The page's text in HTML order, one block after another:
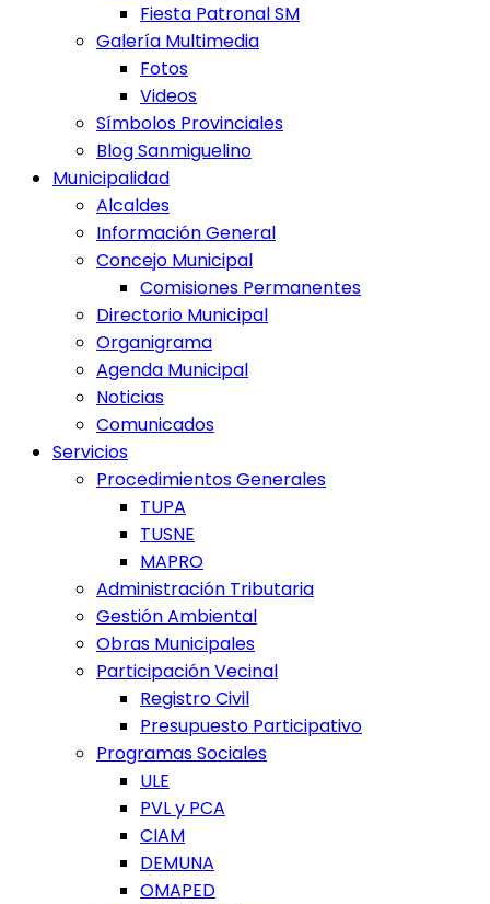
Fiesta Patronal SM
Galería Multimedia
Fotos
Videos
Símbolos Provinciales
Blog Sanmiguelino
Municipalidad
Alcaldes
Información General
Concejo Municipal
Comisiones Permanentes
Directorio Municipal
Organigrama
Agenda Municipal
Noticias
Comunicados
Servicios
Procedimientos Generales
TUPA
TUSNE
MAPRO
Administración Tributaria
Gestión Ambiental
Obras Municipales
Participación Vecinal
Registro Civil
Presupuesto Participativo
Programas Sociales
ULE
PVL y PCA
CIAM
DEMUNA
OMAPED